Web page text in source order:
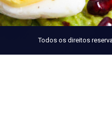
Todos os direitos